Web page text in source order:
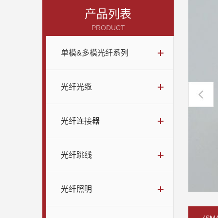
产品列表
PRODUCT
单模&多模光纤系列
光纤光缆
光纤连接器
光纤跳线
光纤照明